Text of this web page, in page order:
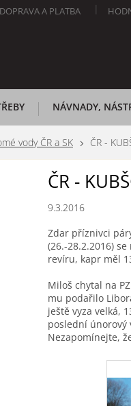
DOPRAVA A PLATBA
NÁVNADY,
vody ČR a SK ČR -
ČR -
9.3.2016
Zdar příznivci
(26.-28.2.2016)
revíru, kapr měl
Miloš chytal na
mu podařilo
ještě vyza velká,
poslední únorový
Nezapomínejte,